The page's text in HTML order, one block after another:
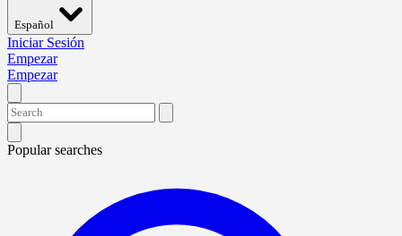
Español
Iniciar Sesión
Empezar
Empezar
Popular searches